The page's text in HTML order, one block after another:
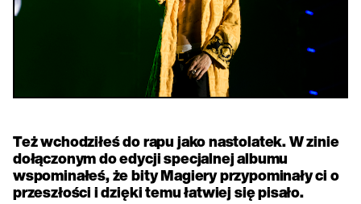
Też wchodziłeś do rapu jako nastolatek. W zinie
dołączonym do edycji specjalnej albumu
wspominałeś, że bity Magiery przypominały ci o
przeszłości i dzięki temu łatwiej się pisało.